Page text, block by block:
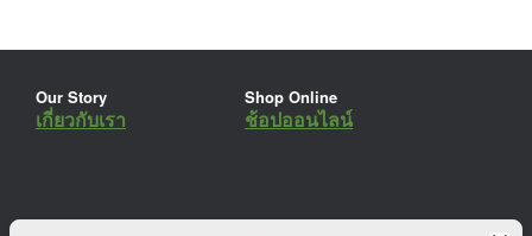
Our Story
เกี่ยวกับเรา
Shop Online
ช้อปออนไลน์